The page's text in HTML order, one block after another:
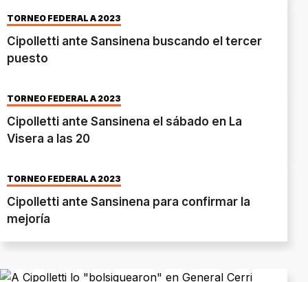
TORNEO FEDERAL A 2023
Cipolletti ante Sansinena buscando el tercer
puesto
TORNEO FEDERAL A 2023
Cipolletti ante Sansinena el sábado en La
Visera a las 20
TORNEO FEDERAL A 2023
Cipolletti ante Sansinena para confirmar la
mejoría